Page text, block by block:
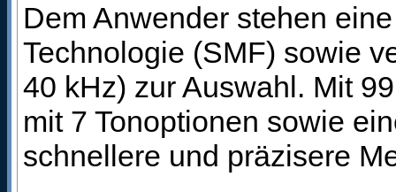
Dem Anwender stehen
Technologie (SMF) sowie
40 kHz) zur Auswahl. Mit
mit 7 Tonoptionen sowie
schnellere und präzisere